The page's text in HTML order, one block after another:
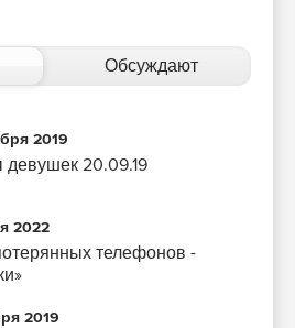
Обсуждают
2019
девушек 20.09.19
2022
телефонов -
2019